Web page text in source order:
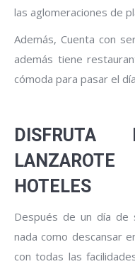
las aglomeraciones de
Además, Cuenta con
además tiene
cómoda para pasar el
LANZAROTE
HOTELES
Después de un día de
nada como descansar
con todas las